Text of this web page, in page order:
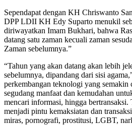
Sependapat dengan KH Chriswanto
DPP LDII KH Edy Suparto menukil
diriwayatkan Imam Bukhari, bahwa
datang satu zaman kecuali zaman
Zaman sebelumnya.”
“Tahun yang akan datang akan lebih
sebelumnya, dipandang dari sisi
perkembangan teknologi yang semakin
segudang manfaat dan kemudahan
mencari informasi, hingga bertransaksi.
menjadi pintu kemaksiatan dan
miras, pornografi, prostitusi, LGBT,